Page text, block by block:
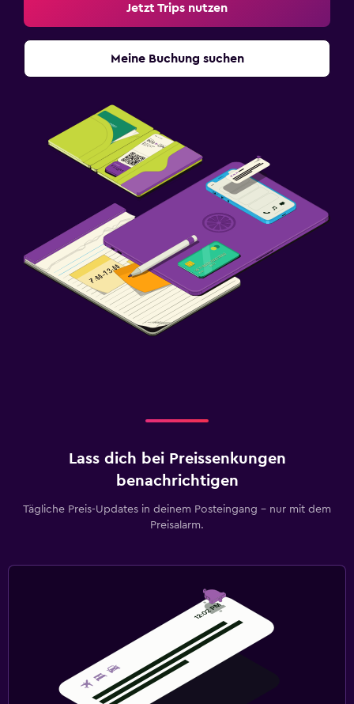
Jetzt Trips nutzen
Meine Buchung suchen
Lass dich bei Preissenkungen
benachrichtigen
Tägliche Preis-Updates in deinem Posteingang – nur mit dem
Preisalarm.